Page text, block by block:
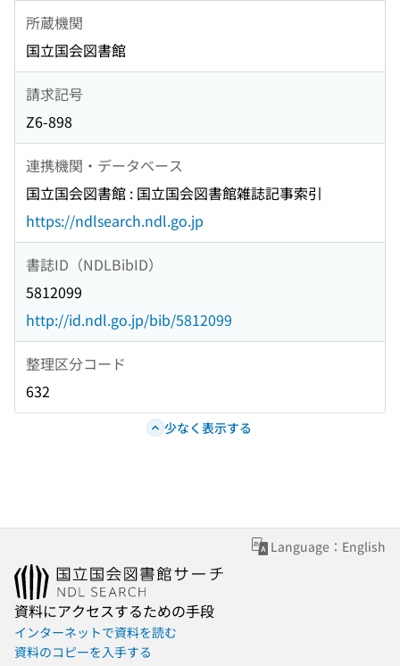
所蔵機関
国立国会図書館
請求記号
Z6-898
連携機関・データベース
国立国会図書館 : 国立国会図書館雑誌記事索引
https://ndlsearch.ndl.go.jp
書誌ID（NDLBibID）
5812099
http://id.ndl.go.jp/bib/5812099
整理区分コード
632
少なく表示する
Language：English
資料にアクセスするための手段
インターネットで資料を読む
資料のコピーを入手する